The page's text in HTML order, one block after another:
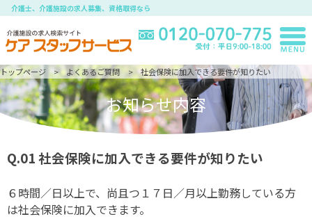
介護士、介護施設の求人募集、資格取得なら
トップページ よくあるご質問 社会保険に加入できる要件が知りたい
お知らせ内容
Q.01社会保険に加入できる要件が知りたい
６時間／日以上で、尚且つ１７日／月以上勤務している方
は社会保険に加入できます。